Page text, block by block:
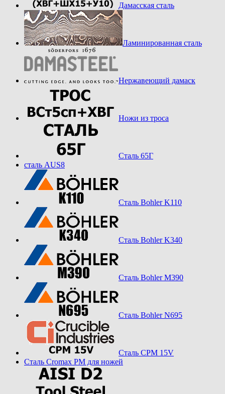
Дамасская сталь
Ламинированная сталь
Нержавеющий дамаск
Ножи из троса
Сталь 65Г
сталь AUS8
Сталь Bohler K110
Сталь Bohler K340
Сталь Bohler M390
Сталь Bohler N695
Сталь CPM 15V
Сталь Cromax PM для ножей